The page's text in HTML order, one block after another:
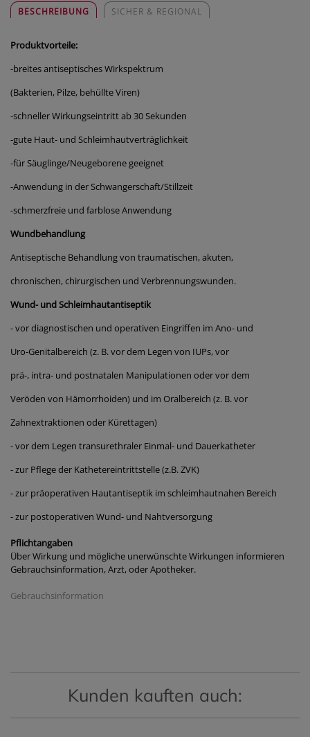
BESCHREIBUNG SICHER & REGIONAL
Produktvorteile:
-breites antiseptisches Wirkspektrum
(Bakterien, Pilze, behüllte Viren)
-schneller Wirkungseintritt ab 30 Sekunden
-gute Haut- und Schleimhautverträglichkeit
-für Säuglinge/Neugeborene geeignet
-Anwendung in der Schwangerschaft/Stillzeit
-schmerzfreie und farblose Anwendung
Wundbehandlung
Antiseptische Behandlung von traumatischen, akuten,
chronischen, chirurgischen und Verbrennungswunden.
Wund- und Schleimhautantiseptik
- vor diagnostischen und operativen Eingriffen im Ano- und
Uro-Genitalbereich (z. B. vor dem Legen von IUPs, vor
prä-, intra- und postnatalen Manipulationen oder vor dem
Veröden von Hämorrhoiden) und im Oralbereich (z. B. vor
Zahnextraktionen oder Kürettagen)
- vor dem Legen transurethraler Einmal- und Dauerkatheter
- zur Pflege der Kathetereintrittstelle (z.B. ZVK)
- zur präoperativen Hautantiseptik im schleimhautnahen Bereich
- zur postoperativen Wund- und Nahtversorgung
Pflichtangaben
Über Wirkung und mögliche unerwünschte Wirkungen informieren
Gebrauchsinformation, Arzt, oder Apotheker.
Gebrauchsinformation
Kunden kauften auch: